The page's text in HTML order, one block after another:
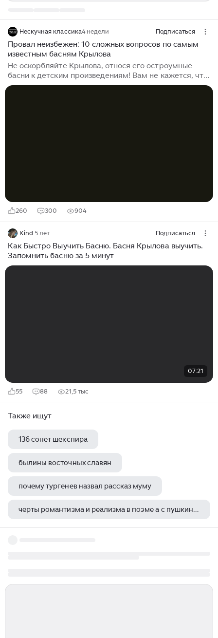
Нескучная классика4 недели Подписаться
Провал неизбежен: 10 сложных вопросов по самым
известным басням Крылова
Не оскорбляйте Крылова, относя его остроумные
басни к детским произведениям! Вам не кажется, что
деление произведений на «детские» и «взрослые»
260 300 904
Kind.5 лет Подписаться
Как Быстро Выучить Басню. Басня Крылова выучить.
Запомнить басню за 5 минут
07:21
55 88 21,5 тыс
Также ищут
136 сонет шекспира
былины восточных славян
почему тургенев назвал рассказ муму
черты романтизма и реализма в поэме а с пушкина цыганы